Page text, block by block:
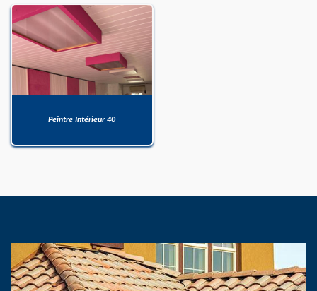
Peintre Intérieur 40